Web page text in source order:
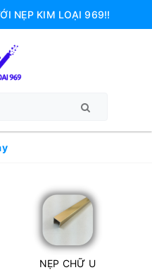
NẸP KIM LOẠI 969!!
NẸP CHỮ U